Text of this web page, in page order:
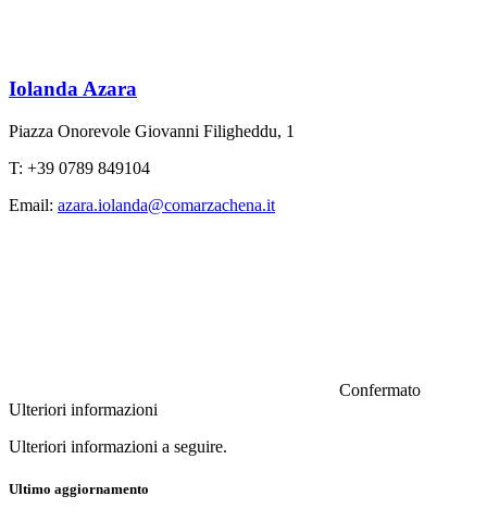
Iolanda Azara
Piazza Onorevole Giovanni Filigheddu, 1
T: +39 0789 849104
Email: azara.iolanda@comarzachena.it
Confermato
Ulteriori informazioni
Ulteriori informazioni a seguire.
Ultimo aggiornamento